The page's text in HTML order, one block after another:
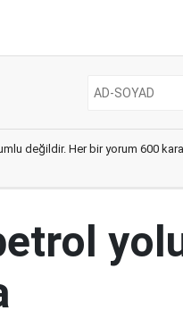
değildir. Her bir yorum 600